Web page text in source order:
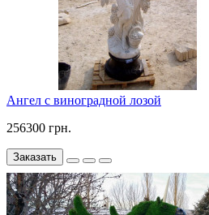
Ангел с виноградной лозой
256300 грн.
Заказать